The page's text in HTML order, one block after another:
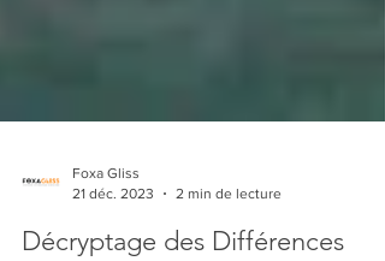
21 déc. 2023
2 min de lecture